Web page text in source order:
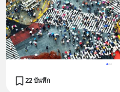
22 บันทึก